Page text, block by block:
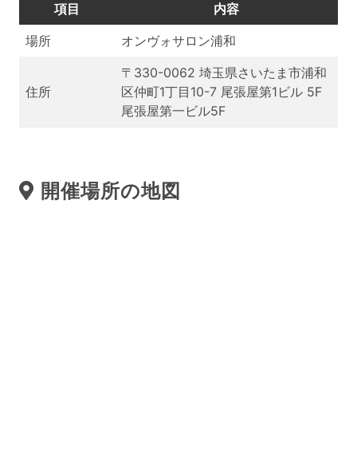
項目
内容
場所
オンヴォサロン浦和
住所
〒330-0062 埼玉県さいたま市浦和
区仲町1丁目10-7 尾張屋第1ビル 5F
尾張屋第一ビル5F
開催場所の地図